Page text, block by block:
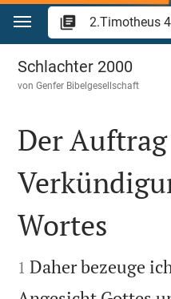
Zum Inhalt springen
2.Timotheus 4
Schlachter 2000
vonGenfer Bibelgesellschaft

Der
Wortes

1 Daher bezeuge